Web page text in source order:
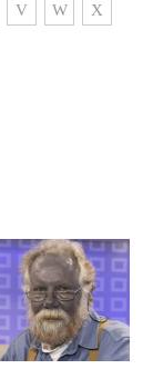
V W X